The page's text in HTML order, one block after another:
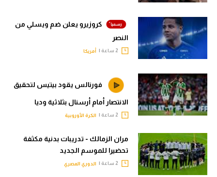
كروزيرو يعلن ضم ويسلي من
النصر
أمريكا
فورنالس يقود بيتيس لتحقيق
الانتصار أمام أرسنال بثلاثية وديا
الكرة الأوروبية
مران الزمالك - تدريبات بدنية مكثفة
تحضيرا للموسم الجديد
الدوري المصري